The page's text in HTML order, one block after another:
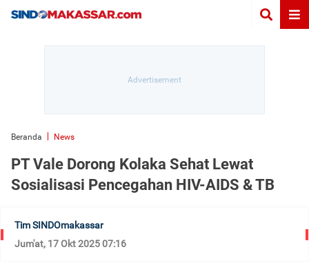
Beranda News
PT Vale Dorong Kolaka Sehat Lewat
Sosialisasi Pencegahan HIV-AIDS & TB
Tim SINDOmakassar
Jum'at, 17 Okt 2025 07:16